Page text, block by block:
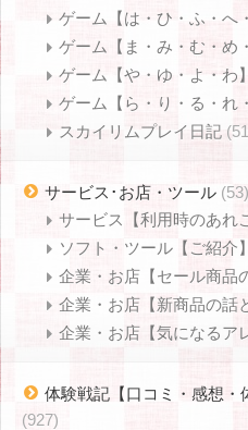
ゲーム【は・ひ・ふ・へ
ゲーム【ま・み・む・め
ゲーム【や・ゆ・よ・わ】
ゲーム【ら・り・る・れ
スカイリムプレイ日記
サービス･お店・ツール (53)
サービス【利用時のあれ
ソフト・ツール【ご紹介】
企業・お店【セール商品
企業・お店【新商品の話
企業・お店【気になるア
体験戦記【口コミ・感想・
(927)